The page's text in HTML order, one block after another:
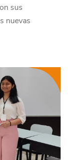
sus
nuevas